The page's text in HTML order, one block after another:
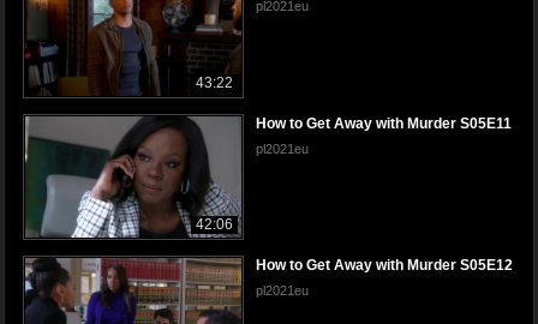
43:22
pl2021eu
42:06
How to Get Away with Murder S05E11
pl2021eu
How to Get Away with Murder S05E12
pl2021eu